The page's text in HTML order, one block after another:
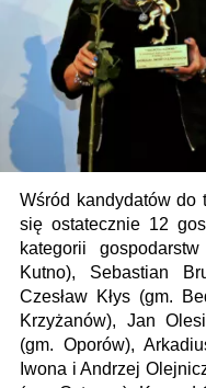
Wśród kandydatów do
się ostatecznie 12
kategorii
Kutno), Sebastian
Czesław Kłys (gm.
Krzyżanów), Jan
(gm. Oporów),
Iwona i Andrzej